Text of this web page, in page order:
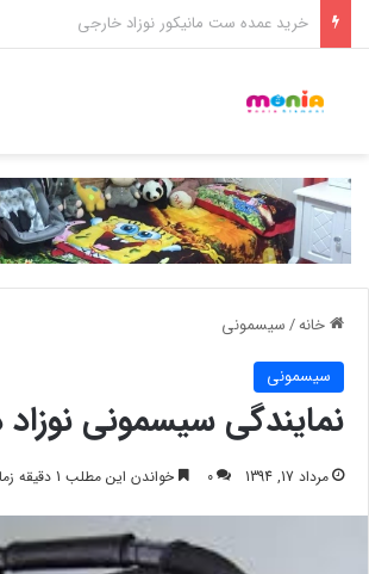
خرید شامپو سر و بدن 500 میل کودک موستلا
خانه/سیسمونی
سیسمونی
نمایندگی سیسمونی نوزاد
مرداد 17, 1394 0 خواندن این مطلب 1 دقیقه زمان میبرد